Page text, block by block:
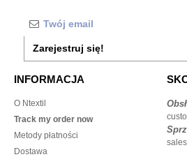
Zarejestruj się!
INFORMACJA
O Ntextil
Track my order now
Metody płatności
Dostawa